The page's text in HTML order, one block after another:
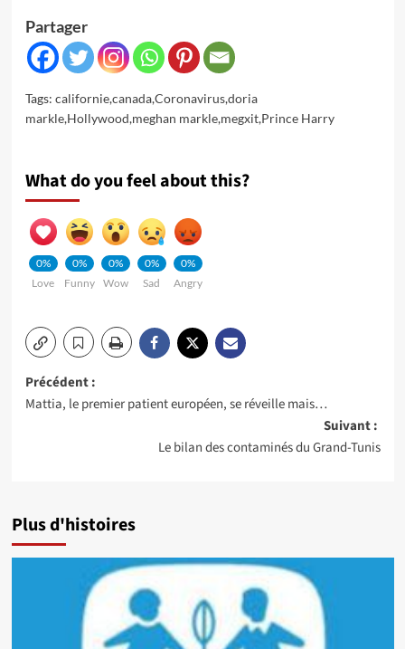
Partager
Tags: californie,canada,Coronavirus,doria
markle,Hollywood,meghan markle,megxit,Prince Harry
What do you feel about this?
0%
Love
0%
Funny
0%
Wow
0%
Sad
0%
Angry
Navigation
d’article
Précédent :
Mattia, le premier patient européen, se réveille mais…
Suivant :
Le bilan des contaminés du Grand-Tunis
Plus d'histoires